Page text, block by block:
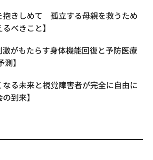
抱きしめて 孤立する母親を救うため
べきこと】
激がもたらす身体機能回復と予防医療
】
なる未来と視覚障害者が完全に自由に
到来】